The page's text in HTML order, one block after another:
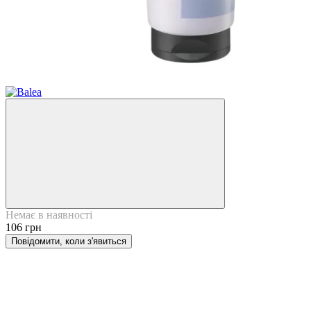
Немає в наявності
106 грн
Повідомити, коли з'явиться